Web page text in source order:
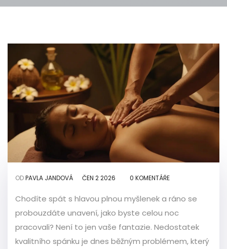
ODPAVLA JANDOVÁ ČEN 2 2026 0 KOMENTÁŘE
Chodíte spát s hlavou plnou myšlenek a ráno se
probouzdáte unavení, jako byste celou noc
pracovali? Není to jen vaše fantazie. Nedostatek
kvalitního spánku je dnes běžným problémem, který